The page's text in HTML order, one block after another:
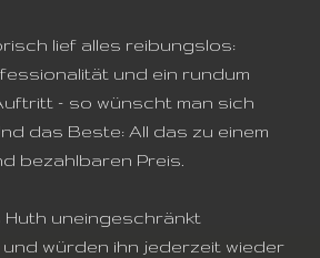
lief alles reibungslos:
und ein rundum
– so wünscht man sich
das Beste: All das zu einem
bezahlbaren Preis.
Huth uneingeschränkt
würden ihn jederzeit wieder